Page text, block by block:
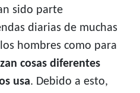
sido parte
diarias de muchas
hombres como para
cosas diferentes
usa. Debido a esto,